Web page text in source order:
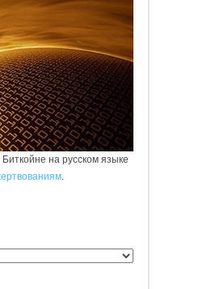
на русском языке
.